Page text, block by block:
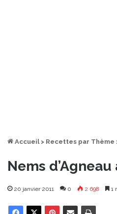
Accueil > Recettes par Thème
Nems d’Agneau
20 janvier 2011 0 2 698 1